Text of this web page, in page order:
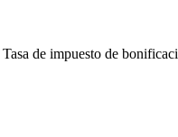
Tasa de impuesto de